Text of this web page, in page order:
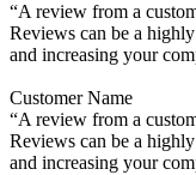
“A review from a
Reviews can be a
and increasing your
Customer Name
“A review from a
Reviews can be a
and increasing your